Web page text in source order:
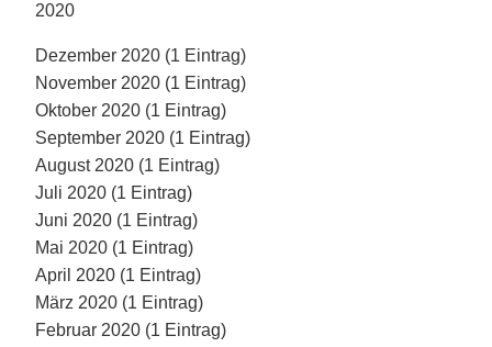
2020
Dezember 2020 (1 Eintrag)
November 2020 (1 Eintrag)
Oktober 2020 (1 Eintrag)
September 2020 (1 Eintrag)
August 2020 (1 Eintrag)
Juli 2020 (1 Eintrag)
Juni 2020 (1 Eintrag)
Mai 2020 (1 Eintrag)
April 2020 (1 Eintrag)
März 2020 (1 Eintrag)
Februar 2020 (1 Eintrag)